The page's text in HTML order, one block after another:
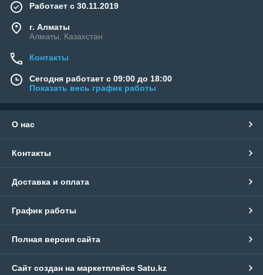
Работает с 30.11.2019
г. Алматы
Алматы, Казахстан
Контакты
Сегодня работает с 09:00 до 18:00
Показать весь график работы
О нас
Контакты
Доставка и оплата
График работы
Полная версия сайта
Сайт создан на маркетплейсе Satu.kz